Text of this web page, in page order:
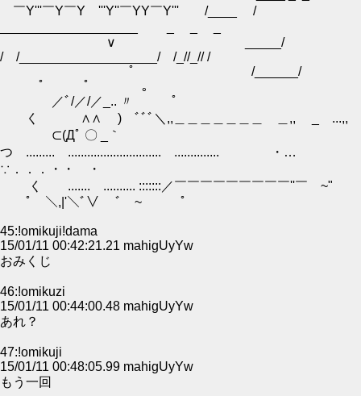
￣Y'''￣Y￣Y '''Y''￣YY￣Y''' /____ /
∨ _____/
/ /___________________/ /_//_// /
ﾟ /
ﾟ ﾟ 。
／ﾞ/／/／_.. 〃 ﾟ
く ∧∧ ) ﾞﾞﾞ＼,,＿＿＿＿＿＿＿ ＿,, _ ...,,
ゝ⊂(Дﾟ 〇 _｀
つ ......... ............................. .............. ・…
∵．．．・・ ・
く ....... .......... :::::::／￣￣￣￣￣￣￣￣￣''￣ ~"
ﾟ ＼,|'＼ﾞ∨ ￣ﾞ ~ ﾟ
45:!omikuji!dama
15/01/11 00:42:21.21 mahigUyYw
おみくじ
46:!omikuzi
15/01/11 00:44:00.48 mahigUyYw
あれ？
47:!omikuji
15/01/11 00:48:05.99 mahigUyYw
もう一回